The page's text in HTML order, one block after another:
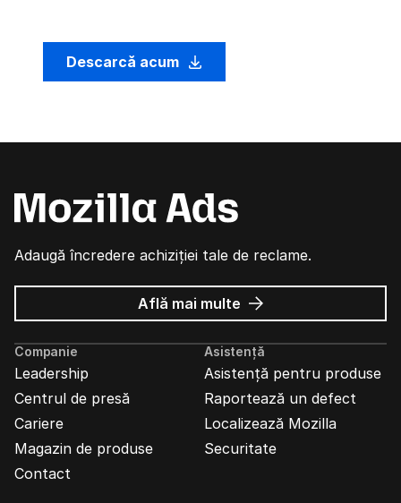
Descarcă acum
Adaugă încredere achiziției tale de reclame.
Află mai multe despre
Reclame
Mozilla
Companie
Leadership
Centrul de presă
Cariere
Magazin de produse
Contact
Asistență
Asistență pentru produse
Raportează un defect
Localizează Mozilla
Securitate